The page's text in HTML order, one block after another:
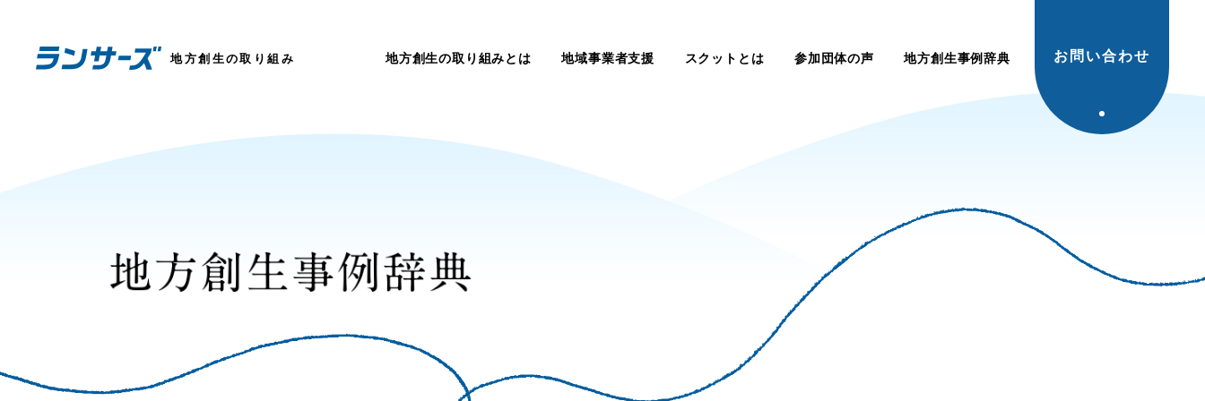
地方創生の取り組み 地方創生の取り組みとは 地域事業者支援 スクットとは 参加団体の声 地方創生事例辞典 お問い合わせ